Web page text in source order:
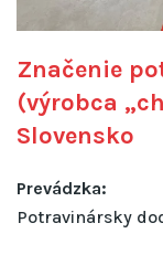
Značenie
(výrobca
Slovensko
Prevádzka:
Potravinársky